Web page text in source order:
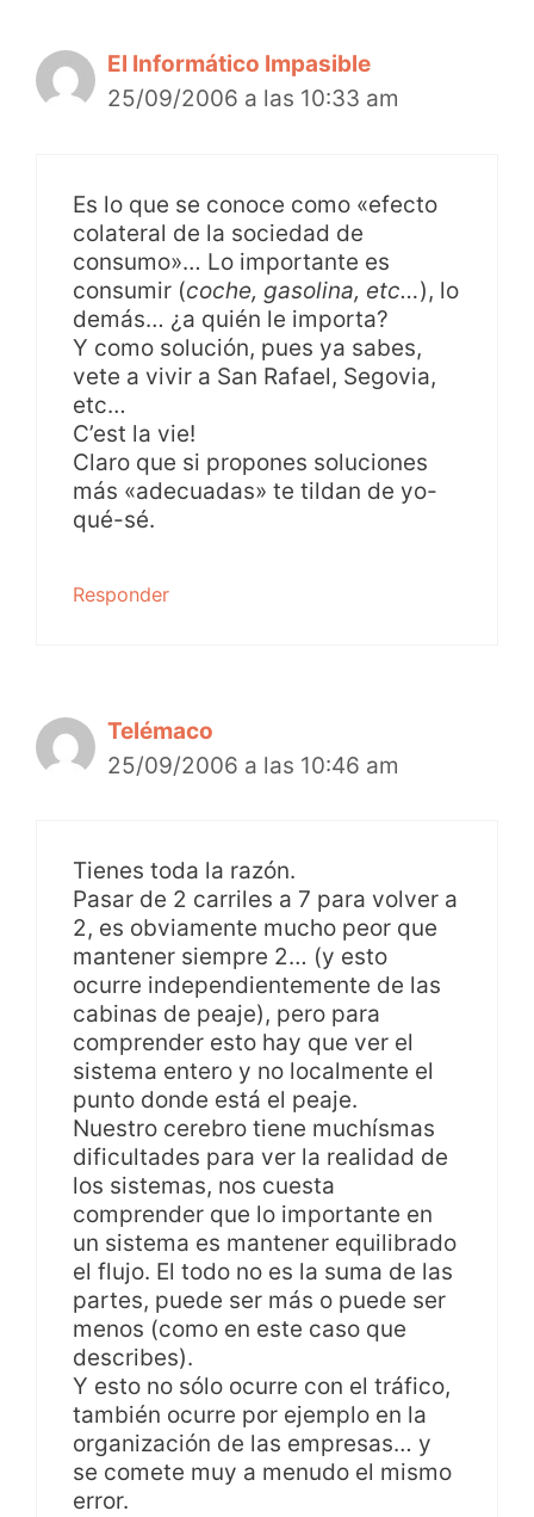
El Informático Impasible
25/09/2006 a las 10:33 am
Es lo que se conoce como «efecto
colateral de la sociedad de
consumo»… Lo importante es
consumir (coche, gasolina, etc…), lo
demás… ¿a quién le importa?
Y como solución, pues ya sabes,
vete a vivir a San Rafael, Segovia,
etc…
C’est la vie!
Claro que si propones soluciones
más «adecuadas» te tildan de yo-
qué-sé.
Responder
Telémaco
25/09/2006 a las 10:46 am
Tienes toda la razón.
Pasar de 2 carriles a 7 para volver a
2, es obviamente mucho peor que
mantener siempre 2… (y esto
ocurre independientemente de las
cabinas de peaje), pero para
comprender esto hay que ver el
sistema entero y no localmente el
punto donde está el peaje.
Nuestro cerebro tiene muchísmas
dificultades para ver la realidad de
los sistemas, nos cuesta
comprender que lo importante en
un sistema es mantener equilibrado
el flujo. El todo no es la suma de las
partes, puede ser más o puede ser
menos (como en este caso que
describes).
Y esto no sólo ocurre con el tráfico,
también ocurre por ejemplo en la
organización de las empresas… y
se comete muy a menudo el mismo
error.